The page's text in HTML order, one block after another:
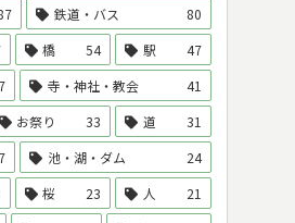
鉄道・バス
80
橋 54 駅
47
寺・神社・教会
41
お祭り 33 道
31
池・湖・ダム
24
桜 23 人
21